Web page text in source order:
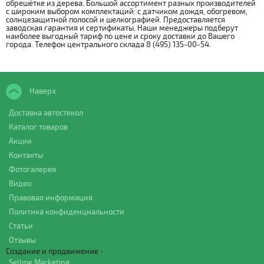
обрешётке из дерева. Большой ассортимент разных производителей
с широким выбором комплектаций: с датчиком дождя, обогревом,
солнцезащитной полосой и шелкографией. Предоставляется
заводская гарантия и сертификаты. Наши менеджеры подберут
наиболее выгодный тариф по цене и сроку доставки до Вашего
города. Телефон центрального склада 8 (495) 135-00-54.
Наверх
Доставка автостекол
Каталог товаров
Акции
Контакты
Фотогалерея
Видео
Правовая информация
Политика конфиденциальности
Статьи
Отзывы
Создание и продвижение -